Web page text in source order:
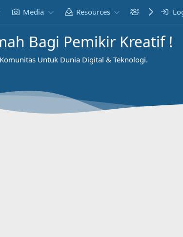
Media Resources Members
Bagi Pemikir Kreatif !
Komunitas Untuk Dunia Digital & Teknologi.